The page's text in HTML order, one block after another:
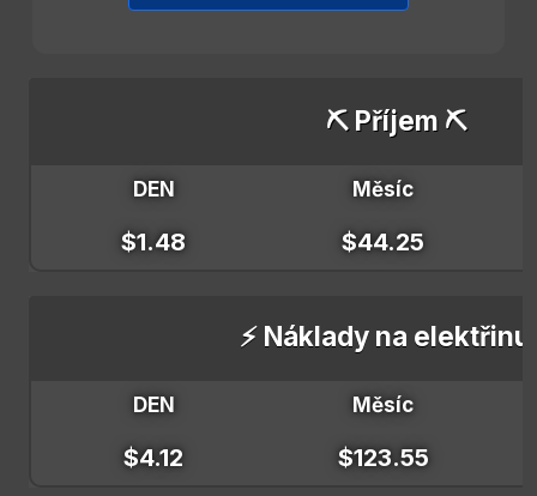
⛏️ Příjem ⛏️
DEN Měsíc
$1.48 $44.25
⚡ Náklady na elektřinu
DEN Měsíc
$4.12 $123.55